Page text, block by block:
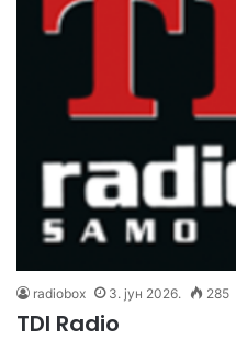
radiobox 3. јун 2026. 285
TDI Radio